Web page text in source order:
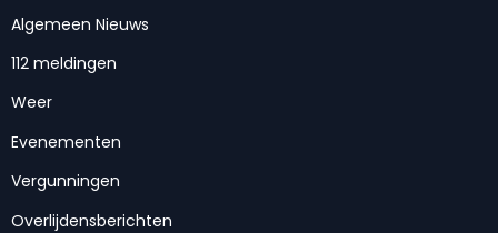
Algemeen Nieuws
112 meldingen
Weer
Evenementen
Vergunningen
Overlijdensberichten